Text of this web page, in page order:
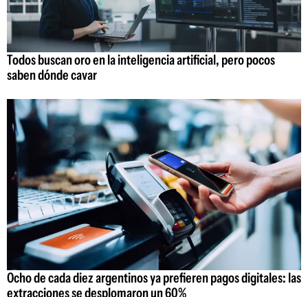
Todos buscan oro en la inteligencia artificial, pero pocos
saben dónde cavar
Ocho de cada diez argentinos ya prefieren pagos digitales: las
extracciones se desplomaron un 60%